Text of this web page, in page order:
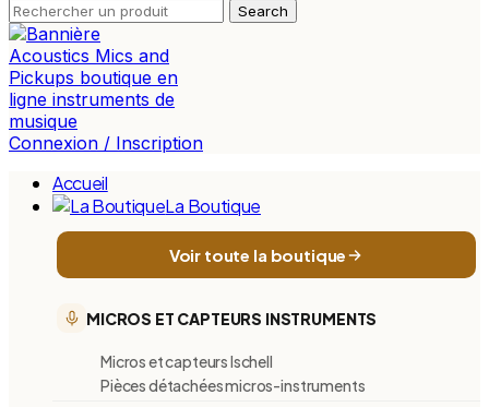
Search
Connexion / Inscription
Accueil
La Boutique
Voir toute la boutique
MICROS ET CAPTEURS INSTRUMENTS
Micros et capteurs Ischell
Pièces détachées micros-instruments